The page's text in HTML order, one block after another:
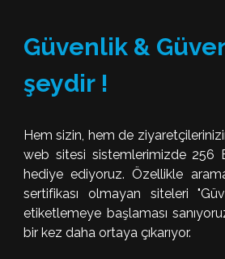
Güvenlik &
şeydir !
Hem sizin, hem de
web sitesi sistemlerimizde 256
hediye ediyoruz. Özellikle
sertifikası olmayan siteleri
etiketlemeye başlaması
bir kez daha ortaya çıkarıyor.